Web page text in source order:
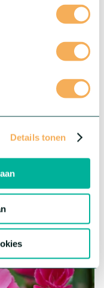
Details tonen
met Gerbera Rebel®.
bloem heeft zijn
over deze serie